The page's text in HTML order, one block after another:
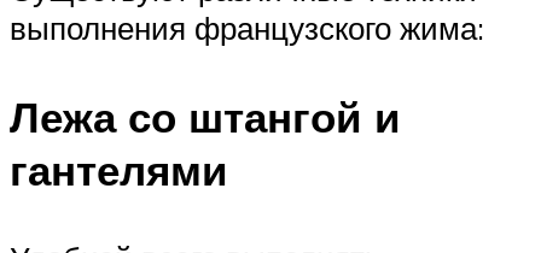
выполнения французского жима:
Лежа со штангой и
гантелями